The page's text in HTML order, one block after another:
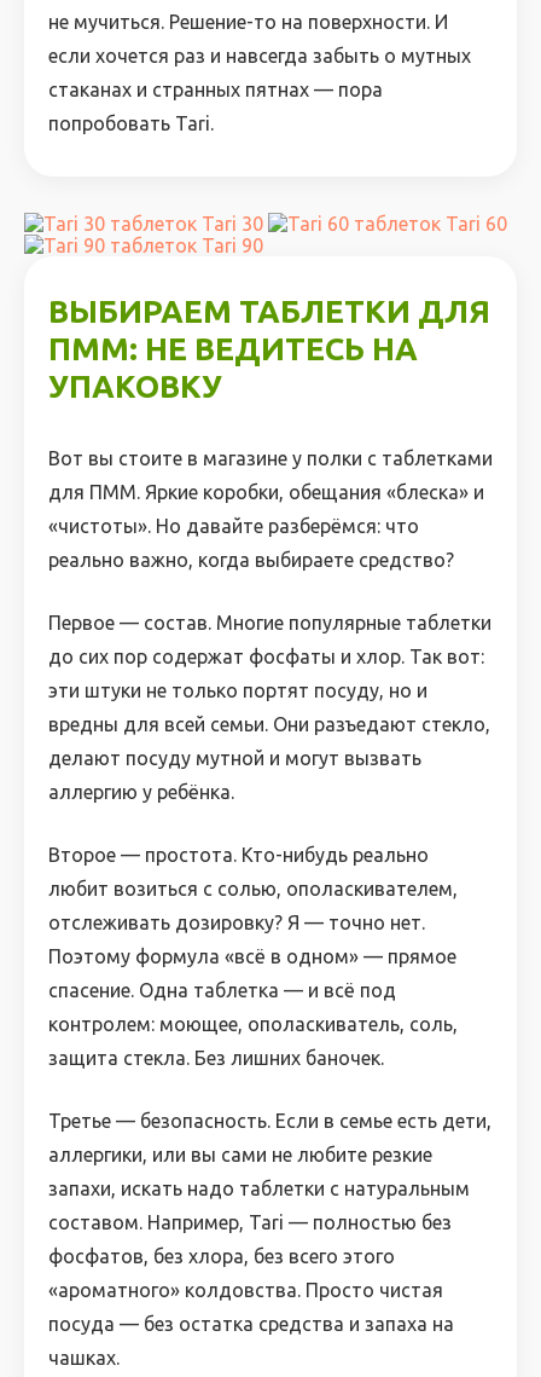
не мучиться. Решение-то на поверхности. И
если хочется раз и навсегда забыть о мутных
стаканах и странных пятнах — пора
попробовать Tari.
Tari 30
Tari 60
Tari 90
ВЫБИРАЕМ ТАБЛЕТКИ ДЛЯ
ПММ: НЕ ВЕДИТЕСЬ НА
УПАКОВКУ
Вот вы стоите в магазине у полки с таблетками
для ПММ. Яркие коробки, обещания «блеска» и
«чистоты». Но давайте разберёмся: что
реально важно, когда выбираете средство?
Первое — состав. Многие популярные таблетки
до сих пор содержат фосфаты и хлор. Так вот:
эти штуки не только портят посуду, но и
вредны для всей семьи. Они разъедают стекло,
делают посуду мутной и могут вызвать
аллергию у ребёнка.
Второе — простота. Кто-нибудь реально
любит возиться с солью, ополаскивателем,
отслеживать дозировку? Я — точно нет.
Поэтому формула «всё в одном» — прямое
спасение. Одна таблетка — и всё под
контролем: моющее, ополаскиватель, соль,
защита стекла. Без лишних баночек.
Третье — безопасность. Если в семье есть дети,
аллергики, или вы сами не любите резкие
запахи, искать надо таблетки с натуральным
составом. Например, Tari — полностью без
фосфатов, без хлора, без всего этого
«ароматного» колдовства. Просто чистая
посуда — без остатка средства и запаха на
чашках.